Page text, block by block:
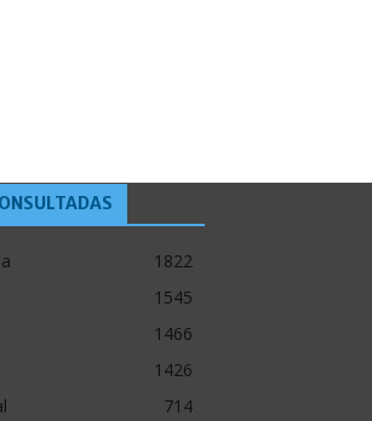
1822
1545
1466
1426
714